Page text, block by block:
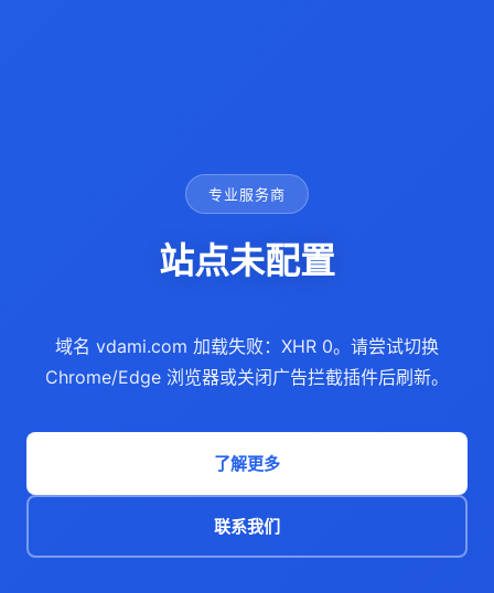
专业服务商
站点未配置
域名 vdami.com 加载失败：XHR 0。请尝试切换
Chrome/Edge 浏览器或关闭广告拦截插件后刷新。
了解更多
联系我们